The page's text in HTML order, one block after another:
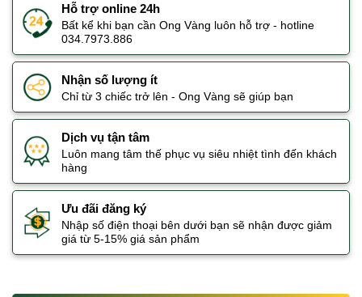
Hỗ trợ online 24h
Bất kể khi bạn cần Ong Vàng luôn hỗ trợ - hotline
034.7973.886
Nhận số lượng ít
Chỉ từ 3 chiếc trở lên - Ong Vàng sẽ giúp bạn
Dịch vụ tận tâm
Luôn mang tâm thế phục vụ siêu nhiệt tình đến khách
hàng
Ưu đãi đăng ký
Nhập số điện thoại bên dưới bạn sẽ nhận được giảm
giá từ 5-15% giá sản phẩm